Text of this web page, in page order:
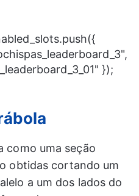
});
como uma seção
obtidas cortando um
a um dos lados do